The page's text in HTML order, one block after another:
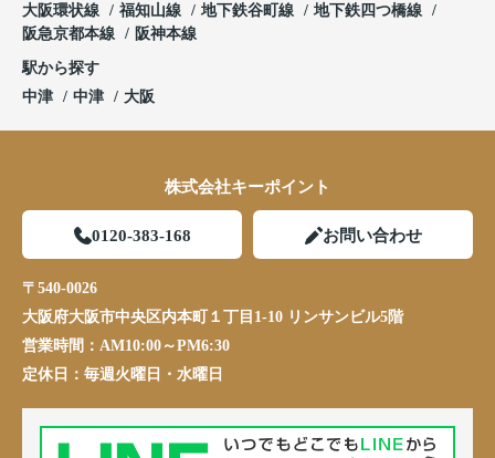
大阪環状線
福知山線 地下鉄谷町線
地下鉄四つ橋線
阪急京都本線
阪神本線
駅から探す
中津
中津 大阪
株式会社キーポイント
0120-383-168 お問い合わせ
〒540-0026
大阪府大阪市中央区内本町１丁目1-10 リンサンビル5階
営業時間： AM10:00～PM6:30
定休日： 毎週火曜日・水曜日